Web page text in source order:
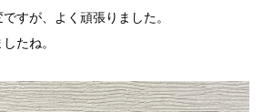
すが、よく頑張りました。
たね。